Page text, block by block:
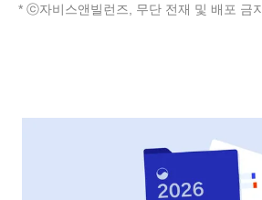
* ⓒ자비스앤빌런즈, 무단 전재 및 배포 금지